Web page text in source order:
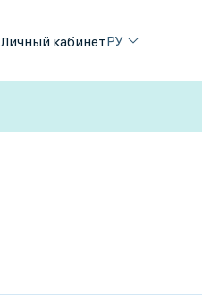
Личный кабинетРУ